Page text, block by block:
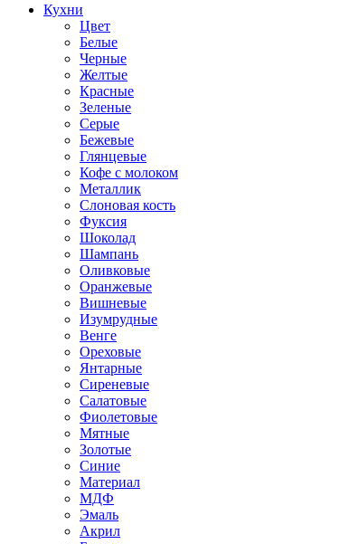
Кухни
Цвет
Белые
Черные
Желтые
Красные
Зеленые
Серые
Бежевые
Глянцевые
Кофе с молоком
Металлик
Слоновая кость
Фуксия
Шоколад
Шампань
Оливковые
Оранжевые
Вишневые
Изумрудные
Венге
Ореховые
Янтарные
Сиреневые
Салатовые
Фиолетовые
Мятные
Золотые
Синие
Материал
МДФ
Эмаль
Акрил